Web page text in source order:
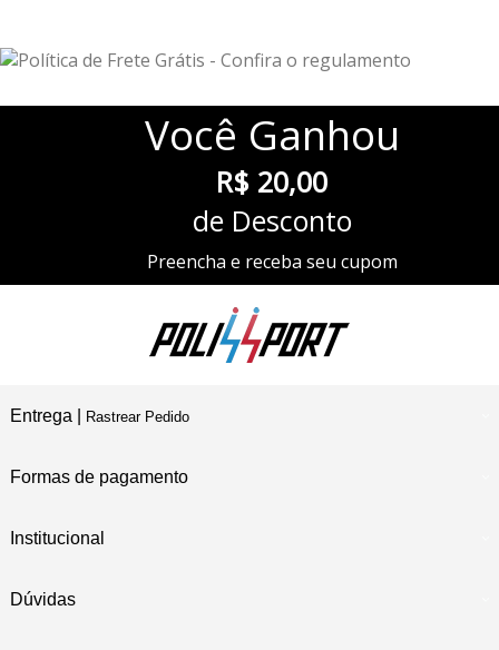
Você Ganhou
R$ 20,00
de Desconto
Preencha e receba seu cupom
Entrega | Rastrear Pedido
Formas de pagamento
Institucional
Dúvidas